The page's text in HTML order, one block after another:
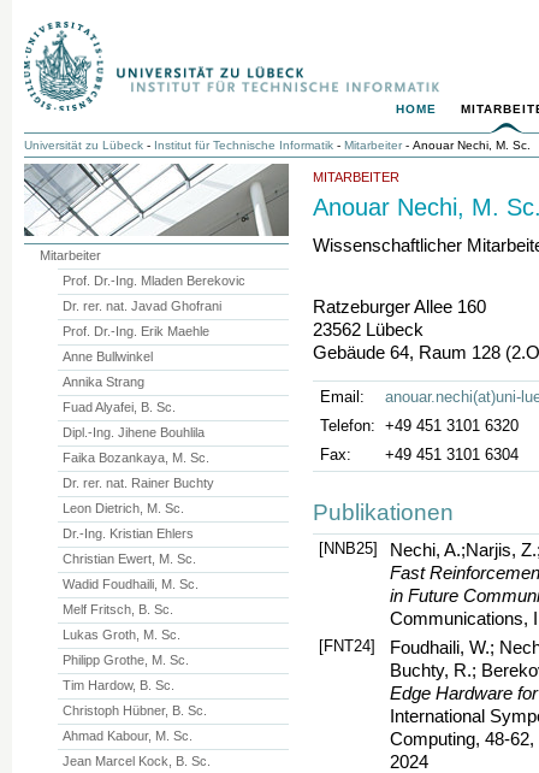
HOME
Universität zu Lübeck - Institut für Technische Informatik - Mitarbeiter- Anouar Nechi, M. Sc.
MITARBEITER
Anouar Nechi, M.
Wissenschaftlicher
Ratzeburger Allee 160
23562 Lübeck
Gebäude 64, Raum 128
Email:
anouar.nechi(at)uni-
Telefon: +49 451 3101 6320
Fax:
+49 451 3101 6304
Publikationen
[NNB25]
Nechi, A.;Narjis,
Fast
in Future
Communications,
[FNT24]
Foudhaili, W.;
Buchty, R.;
Edge Hardware
International
Computing, 48-
2024
Mitarbeiter
Prof. Dr.-Ing. Mladen Berekovic
Dr. rer. nat. Javad Ghofrani
Prof. Dr.-Ing. Erik Maehle
Anne Bullwinkel
Annika Strang
Fuad Alyafei, B. Sc.
Dipl.-Ing. Jihene Bouhlila
Faika Bozankaya, M. Sc.
Dr. rer. nat. Rainer Buchty
Leon Dietrich, M. Sc.
Dr.-Ing. Kristian Ehlers
Christian Ewert, M. Sc.
Wadid Foudhaili, M. Sc.
Melf Fritsch, B. Sc.
Lukas Groth, M. Sc.
Philipp Grothe, M. Sc.
Tim Hardow, B. Sc.
Christoph Hübner, B. Sc.
Ahmad Kabour, M. Sc.
Jean Marcel Kock, B. Sc.